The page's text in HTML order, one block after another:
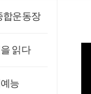
합운동장
읽다
능